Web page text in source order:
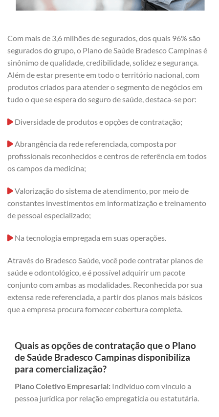
Com mais de 3,6 milhões de segurados, dos quais 96% são
segurados do grupo, o Plano de Saúde Bradesco Campinas é
sinônimo de qualidade, credibilidade, solidez e segurança.
Além de estar presente em todo o território nacional, com
produtos criados para atender o segmento de negócios em
tudo o que se espera do seguro de saúde, destaca-se por:
Diversidade de produtos e opções de contratação;
Abrangência da rede referenciada, composta por
profissionais reconhecidos e centros de referência em todos
os campos da medicina;
Valorização do sistema de atendimento, por meio de
constantes investimentos em informatização e treinamento
de pessoal especializado;
Na tecnologia empregada em suas operações.
Através do Bradesco Saúde, você pode contratar planos de
saúde e odontológico, e é possível adquirir um pacote
conjunto com ambas as modalidades. Reconhecida por sua
extensa rede referenciada, a partir dos planos mais básicos
que a empresa procura fornecer cobertura completa.
Quais as opções de contratação que o Plano
de Saúde Bradesco Campinas disponibiliza
para comercialização?
Plano Coletivo Empresarial: Indivíduo com vínculo a
pessoa jurídica por relação empregatícia ou estatutária.